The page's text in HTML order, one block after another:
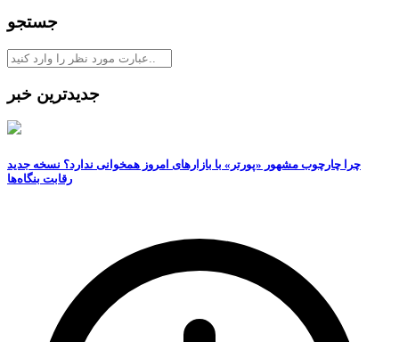
جستجو
جدیدترین خبر
چرا چارچوب مشهور «پورتر» با بازارهای امروز همخوانی ندارد؟ نسخه جدید
رقابت‌ بنگاه‌ها